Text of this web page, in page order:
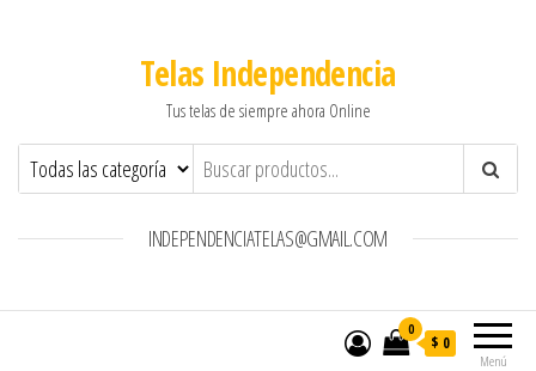
Telas Independencia
Tus telas de siempre ahora Online
INDEPENDENCIATELAS@GMAIL.COM
Menú
0
$ 0